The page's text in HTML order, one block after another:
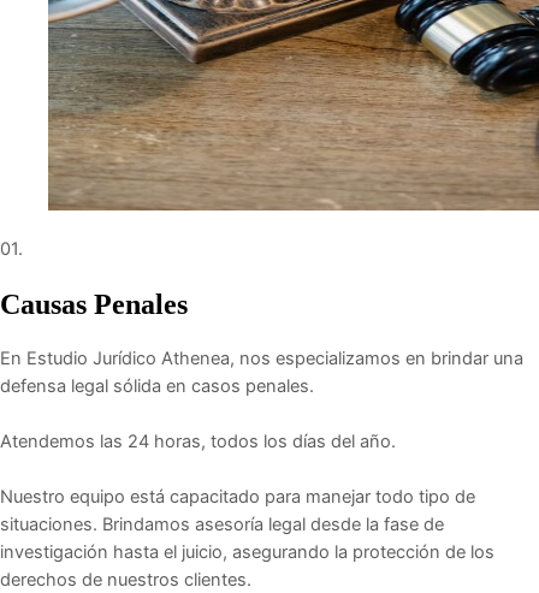
01.
Causas Penales
En Estudio Jurídico Athenea, nos especializamos en brindar una
defensa legal sólida en casos penales.
Atendemos las 24 horas, todos los días del año.
Nuestro equipo está capacitado para manejar todo tipo de
situaciones. Brindamos asesoría legal desde la fase de
investigación hasta el juicio, asegurando la protección de los
derechos de nuestros clientes.